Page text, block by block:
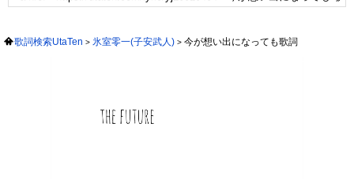
歌詞検索UtaTen 氷室零一(子安武人) 今が想い出になっても歌詞